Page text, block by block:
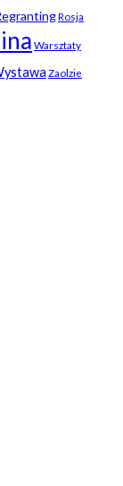
Rosja
Warsztaty
Zaolzie